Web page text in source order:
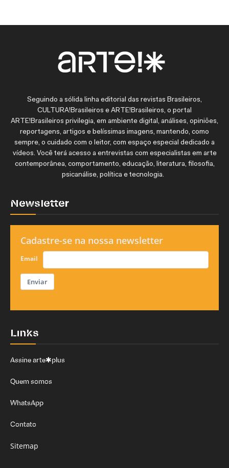
Seguindo a sólida linha editorial das revistas Brasileiros,
CULTURA!Brasileiros e ARTE!Brasileiros, o portal
ARTE!Brasileiros privilegia, em ambiente digital, análises, opiniões,
reportagens, artigos e belíssimas imagens, mantendo, como
sempre, o cuidado com o leitor, com espaço especial dedicado a
vídeos. Você terá acesso a entrevistas com especialistas em arte
contemporânea, comportamento, educação, literatura, filosofia,
psicanálise, política e tecnologia.
Newsletter
Cadastre-se na nossa newsletter
Email
Enviar
Links
Assine arte✱plus
Quem somos
WhatsApp
Contato
Sitemap